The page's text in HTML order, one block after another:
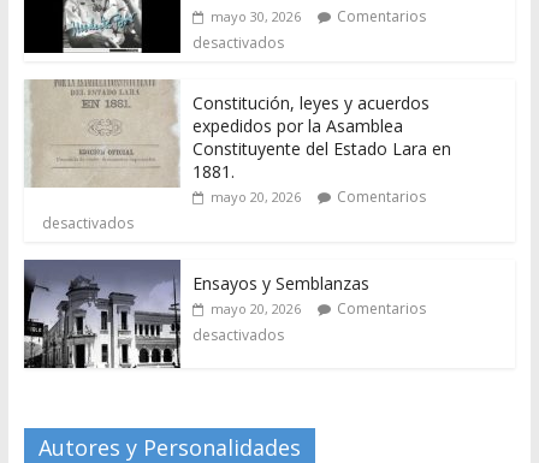
mayo 30, 2026
Comentarios
desactivados
Constitución, leyes y acuerdos
expedidos por la Asamblea
Constituyente del Estado Lara en
1881.
mayo 20, 2026
Comentarios
desactivados
Ensayos y Semblanzas
mayo 20, 2026
Comentarios
desactivados
Autores y Personalidades